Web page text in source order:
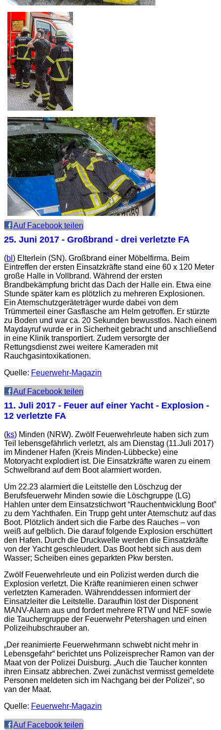
Auf Facebook teilen
25. Juni 2017 - Großbrand - drei verletzte FA
(bl ) Elterlein (SN). Großbrand einer Möbelfirma. Beim
Eintreffen der ersten Einsatzkräfte stand eine 60 x 120 Meter
große Halle in Vollbrand. Während der ersten
Brandbekämpfung bricht das Dach der Halle ein. Etwa eine
Stunde später kam es plötzlich zu mehreren Explosionen.
Ein Atemschutzgeräteträger wurde dabei von dem
Trümmerteil einer Gasflasche am Helm getroffen. Er stürzte
zu Boden und war ca. 20 Sekunden bewusstlos. Nach einem
Maydayruf wurde er in Sicherheit gebracht und anschließend
in eine Klinik transportiert. Zudem versorgte der
Rettungsdienst zwei weitere Kameraden mit
Rauchgasintoxikationen.
Quelle: Feuerwehr-Magazin
Auf Facebook teilen
11. Juli 2017 - Feuer auf einer Yacht - Explosion -
12 verletzte FA
(ks) Minden (NRW). Zwölf Feuerwehrleute haben sich zum
Teil lebensgefährlich verletzt, als am Dienstag (11.Juli 2017)
im Mindener Hafen (Kreis Minden-Lübbecke) eine
Motoryacht explodiert ist. Die Einsatzkräfte waren zu einem
Schwelbrand auf dem Boot alarmiert worden.
Um 22.23 alarmiert die Leitstelle den Löschzug der
Berufsfeuerwehr Minden sowie die Löschgruppe (LG)
Hahlen unter dem Einsatzstichwort “Rauchentwicklung Boot”
zu dem Yachthafen. Ein Trupp geht unter Atemschutz auf das
Boot. Plötzlich ändert sich die Farbe des Rauches – von
weiß auf gelblich. Die darauf folgende Explosion erschüttert
den Hafen. Durch die Druckwelle werden die Einsatzkräfte
von der Yacht geschleudert. Das Boot hebt sich aus dem
Wasser; Scheiben eines geparkten Pkw bersten.
Zwölf Feuerwehrleute und ein Polizist werden durch die
Explosion verletzt. Die Kräfte reanimieren einen schwer
verletzten Kameraden. Währenddessen informiert der
Einsatzleiter die Leitstelle. Daraufhin löst der Disponent
MANV-Alarm aus und fordert mehrere RTW und NEF sowie
die Tauchergruppe der Feuerwehr Petershagen und einen
Polizeihubschrauber an.
„Der reanimierte Feuerwehrmann schwebt nicht mehr in
Lebensgefahr“ berichtet uns Polizeisprecher Ramon van der
Maat von der Polizei Duisburg. „Auch die Taucher konnten
ihren Einsatz abbrechen. Zwei zunächst vermisst gemeldete
Personen meldeten sich im Nachgang bei der Polizei“, so
van der Maat.
Quelle: Feuerwehr-Magazin
Auf Facebook teilen